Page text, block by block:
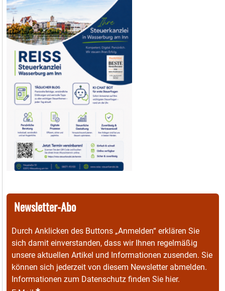
Newsletter-Abo
Durch Anklicken des Buttons „Anmelden“ erklären Sie
sich damit einverstanden, dass wir Ihnen regelmäßig
unsere aktuellen Artikel und Informationen zusenden. Sie
können sich jederzeit von diesem Newsletter abmelden.
Informationen zum Datenschutz finden Sie hier.